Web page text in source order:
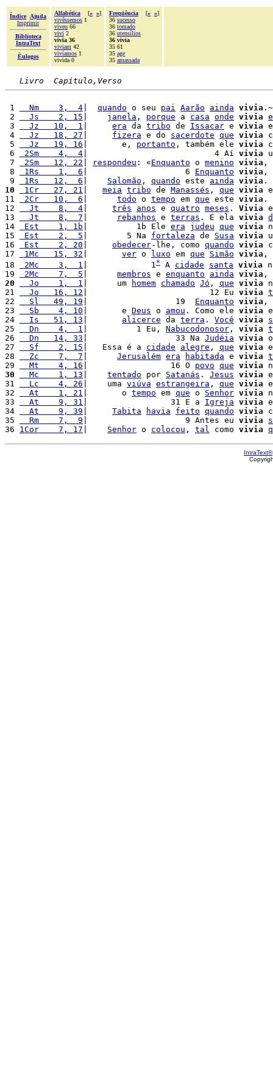
Índice
Ajuda
Imprimir
Biblioteca
IntraText
Èulogos
Alfabética [« »]
vivêssemos 1
viveu 66
vivi 2
vivia 36
viviam 42
vivíamos 1
vivida 0
Freqüência [« »]
36 sucesso
36 tomado
36 utensílios
36 vivia
35 61
35 age
35 amassada
Livro  Capítulo,Verso
1
  Nm    3,  4
quando o seu pai Aarão ainda vivia .~
2
  Js    2, 15
janela , porque a casa onde vivia
3
  Jz   10,  1
era da tribo de Issacar e vivia
4
  Jz   18, 27
fizera e do sacerdote que vivia
5
  Jz   19, 16
|       e, portanto , também ele vivia
6
2Sm    4,  4 |                          4 Aí vivia
7
2Sm   12, 22 respondeu : «Enquanto o menino vivia ,
8
1Rs    1,  6 |                    6 Enquanto vivia ,
9
1Rs   12,  6 Salomão , quando este ainda vivia .
10
1Cr   27, 21 meia tribo de Manassés , que vivia
11
2Cr   10,  6 todo o tempo em que este vivia .
12
  Jt    8,  4
três anos e quatro meses . Vivia
13
  Jt    8,  7
rebanhos e terras . E ela vivia
14
Est    1, 1b |          1b Ele era judeu que vivia
15
Est    2,  5 |        5 Na fortaleza de Susa vivia
16
Est    2, 20 obedecer-lhe, como quando vivia
17
1Mc   15, 32 ver o luxo em que Simão vivia ,
18
2Mc    3,  1 |             1* A cidade santa vivia
19
2Mc    7,  5 membros e enquanto ainda vivia ,
20
  Jo    1,  1
|      um homem chamado Jó , que vivia
21
  Jo   16, 12
|                         12 Eu vivia
22
  Sl   49, 19
|                  19 Enquanto vivia ,
23
  Sb    4, 10
|       e Deus o amou . Como ele vivia
24
  Is   51, 13
alicerce da terra . Você vivia
25
  Dn    4,  1
|          1 Eu, Nabucodonosor , vivia
26
  Dn   14, 33
|                  33 Na Judéia vivia
27
  Sf    2, 15
|   Essa é a cidade alegre , que vivia
28
  Zc    7,  7
Jerusalém era habitada e vivia
29
  Mt    4, 16
|                 16 O povo que vivia
30
  Mc    1, 13
tentado por Satanás . Jesus vivia
31
  Lc    4, 26
|    uma viúva estrangeira , que vivia
32
  At    1, 21
|       o tempo em que o Senhor vivia
33
  At    9, 31
|                 31 E a Igreja vivia
34
  At    9, 39
Tabita havia feito quando vivia
35
  Rm    7,  9
|                    9 Antes eu vivia
36 1Cor    7, 17 Senhor o colocou , tal como vivia
IntraText®